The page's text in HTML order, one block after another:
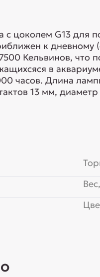
цоколем G13 для
к дневному
Кельвинов, что
в
часов. Длина
13 мм,